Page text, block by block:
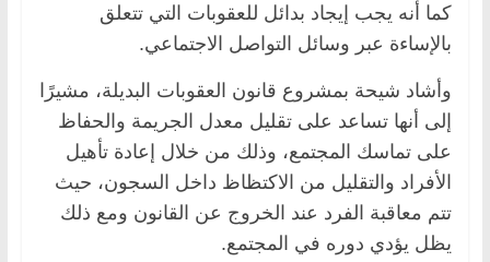
كما أنه يجب إيجاد بدائل للعقوبات التي تتعلق
بالإساءة عبر وسائل التواصل الاجتماعي.
وأشاد شيحة بمشروع قانون العقوبات البديلة، مشيرًا
إلى أنها تساعد على تقليل معدل الجريمة والحفاظ
على تماسك المجتمع، وذلك من خلال إعادة تأهيل
الأفراد والتقليل من الاكتظاظ داخل السجون، حيث
تتم معاقبة الفرد عند الخروج عن القانون ومع ذلك
يظل يؤدي دوره في المجتمع.